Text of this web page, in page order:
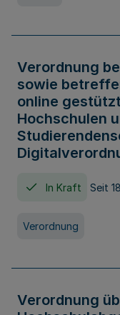
Verordnung
sowie
online
Hochschulen
In Kraft Seit
Verordnung
Verordnung